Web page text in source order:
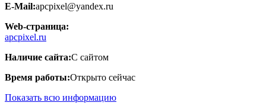
E-Mail:apcpixel@yandex.ru
Web-страница:
apcpixel.ru
Наличие сайта:С сайтом
Время работы:Открыто сейчас
Показать всю информацию